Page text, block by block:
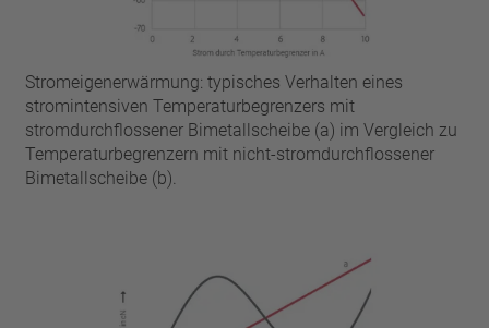
Stromeigenerwärmung: typisches Verhalten eines
stromintensiven Temperaturbegrenzers mit
stromdurchflossener Bimetallscheibe (a) im Vergleich zu
Temperaturbegrenzern mit nicht-stromdurchflossener
Bimetallscheibe (b).